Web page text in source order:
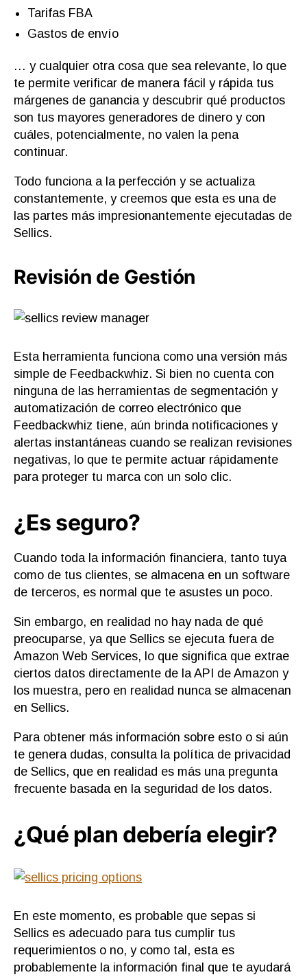
Tarifas FBA
Gastos de envío
… y cualquier otra cosa que sea relevante, lo que
te permite verificar de manera fácil y rápida tus
márgenes de ganancia y descubrir qué productos
son tus mayores generadores de dinero y con
cuáles, potencialmente, no valen la pena
continuar.
Todo funciona a la perfección y se actualiza
constantemente, y creemos que esta es una de
las partes más impresionantemente ejecutadas de
Sellics.
Revisión de Gestión
Esta herramienta funciona como una versión más
simple de Feedbackwhiz. Si bien no cuenta con
ninguna de las herramientas de segmentación y
automatización de correo electrónico que
Feedbackwhiz tiene, aún brinda notificaciones y
alertas instantáneas cuando se realizan revisiones
negativas, lo que te permite actuar rápidamente
para proteger tu marca con un solo clic.
¿Es seguro?
Cuando toda la información financiera, tanto tuya
como de tus clientes, se almacena en un software
de terceros, es normal que te asustes un poco.
Sin embargo, en realidad no hay nada de qué
preocuparse, ya que Sellics se ejecuta fuera de
Amazon Web Services, lo que significa que extrae
ciertos datos directamente de la API de Amazon y
los muestra, pero en realidad nunca se almacenan
en Sellics.
Para obtener más información sobre esto o si aún
te genera dudas, consulta la política de privacidad
de Sellics, que en realidad es más una pregunta
frecuente basada en la seguridad de los datos.
¿Qué plan debería elegir?
En este momento, es probable que sepas si
Sellics es adecuado para tus cumplir tus
requerimientos o no, y como tal, esta es
probablemente la información final que te ayudará